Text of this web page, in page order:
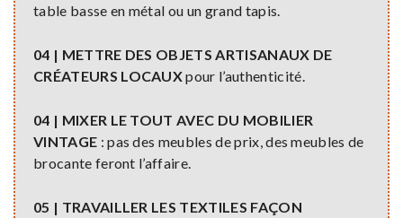
table basse en métal ou un grand tapis.
04 | METTRE DES OBJETS ARTISANAUX DE
CRÉATEURS LOCAUXpour l’authenticité.
04 | MIXER LE TOUT AVEC DU MOBILIER
VINTAGE : pas des meubles de prix, des meubles de
brocante feront l’affaire.
05 | TRAVAILLER LES TEXTILES FAÇON